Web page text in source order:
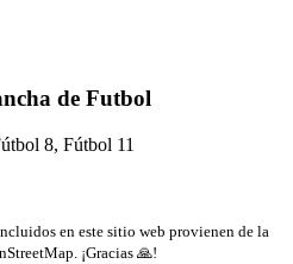
de Futbol
8, Fútbol 11
en este sitio web provienen de la
¡Gracias 🙏!